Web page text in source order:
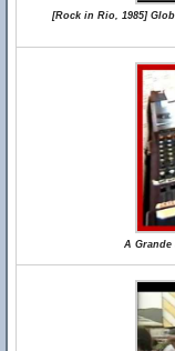
[Rock in Rio, 1985]
A Grande